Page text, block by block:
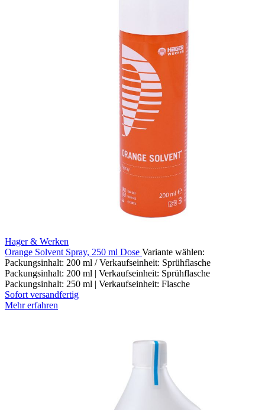
Hager & Werken
Orange Solvent Spray, 250 ml Dose Variante wählen:
Packungsinhalt: 200 ml / Verkaufseinheit: Sprühflasche
Packungsinhalt: 200 ml | Verkaufseinheit: Sprühflasche
Packungsinhalt: 250 ml | Verkaufseinheit: Flasche
Sofort versandfertig
Mehr erfahren